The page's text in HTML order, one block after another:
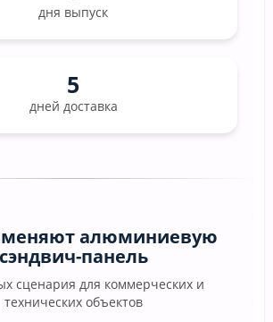
дня выпуск
5
дней доставка
алюминиевую
сэндвич-панель
сценария для коммерческих и
технических объектов